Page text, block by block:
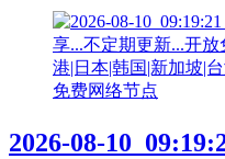
免费网络节点
2026-08-